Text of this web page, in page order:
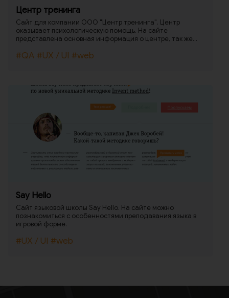
Центр тренинга
Сайт для компании ООО "Центр тренинга". Центр
оказывает психологическую помощь. На сайте
представлена основная информация о центре, так же
#QA #UX / UI #web
Say Hello
Сайт языковой школы Say Hello. На сайте можно
познакомиться с особенностями преподавания языка в
игровой форме.
#UX / UI #web